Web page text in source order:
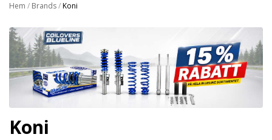
Hem / Brands/Koni
Koni